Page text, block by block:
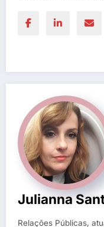
Julianna
Relações Públicas,